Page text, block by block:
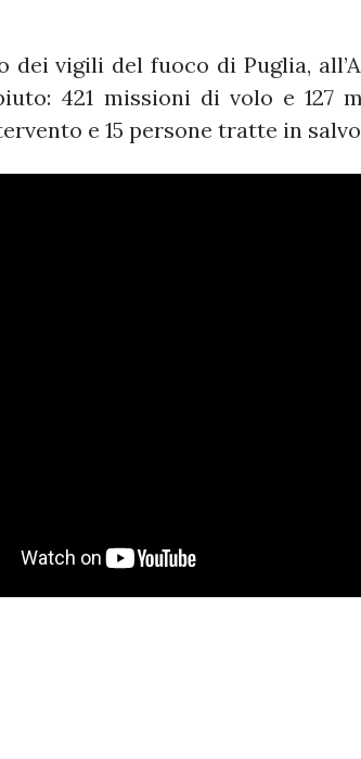
dei vigili del fuoco di Puglia,
421 missioni di volo e 127
e 15 persone tratte in